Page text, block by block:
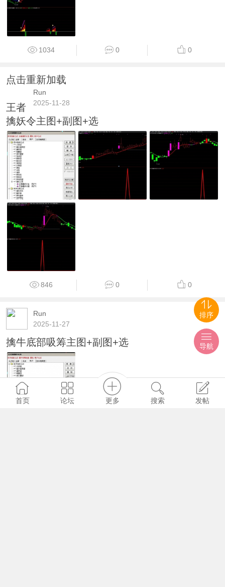
1034 0 0
点击重新加载
Run
2025-11-28
王者
擒妖令主图+副图+选
846 0 0
Run
2025-11-27
擒牛底部吸筹主图+副图+选
首页 论坛 更多 搜索 发帖
排序
导航